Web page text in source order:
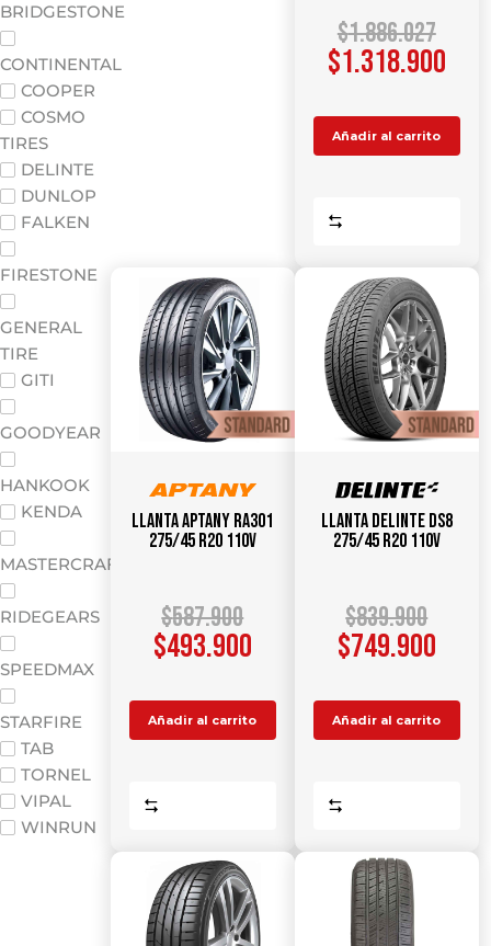
BRIDGESTONE
CONTINENTAL
COOPER
COSMO
TIRES
DELINTE
DUNLOP
FALKEN
FIRESTONE
GENERAL
TIRE
GITI
GOODYEAR
HANKOOK
KENDA
MASTERCRAFT
RIDEGEARS
SPEEDMAX
STARFIRE
TAB
TORNEL
VIPAL
WINRUN
$1.886.027
$1.318.900
Añadir al carrito
Llanta APTANY RA301
275/45 R20 110V
$587.900
$493.900
Añadir al carrito
Llanta DELINTE DS8
275/45 R20 110V
$839.900
$749.900
Añadir al carrito